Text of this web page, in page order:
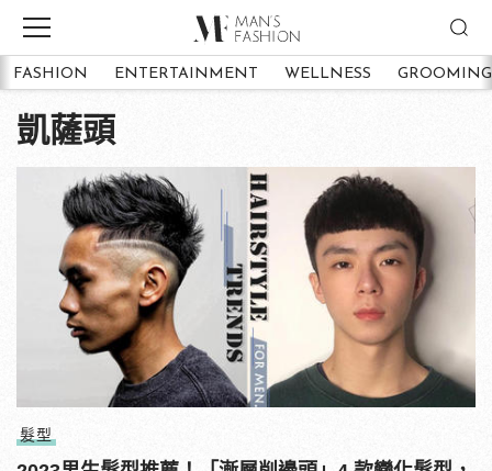
FASHION ENTERTAINMENT WELLNESS GROOMING
凱薩頭
髮型